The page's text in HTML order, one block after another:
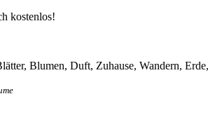
kostenlos!
Blumen, Duft, Zuhause, Wandern,